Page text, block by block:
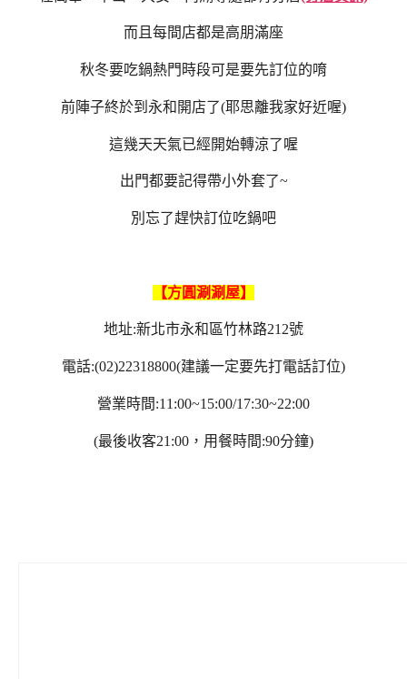
而且每間店都是高朋滿座
秋冬要吃鍋熱門時段可是要先訂位的唷
前陣子終於到永和開店了(耶思離我家好近喔)
這幾天天氣已經開始轉涼了喔
出門都要記得帶小外套了~
別忘了趕快訂位吃鍋吧
【方圓涮涮屋】
地址:新北市永和區竹林路212號
電話:(02)22318800(建議一定要先打電話訂位)
營業時間:11:00~15:00/17:30~22:00
(最後收客21:00，用餐時間:90分鐘)